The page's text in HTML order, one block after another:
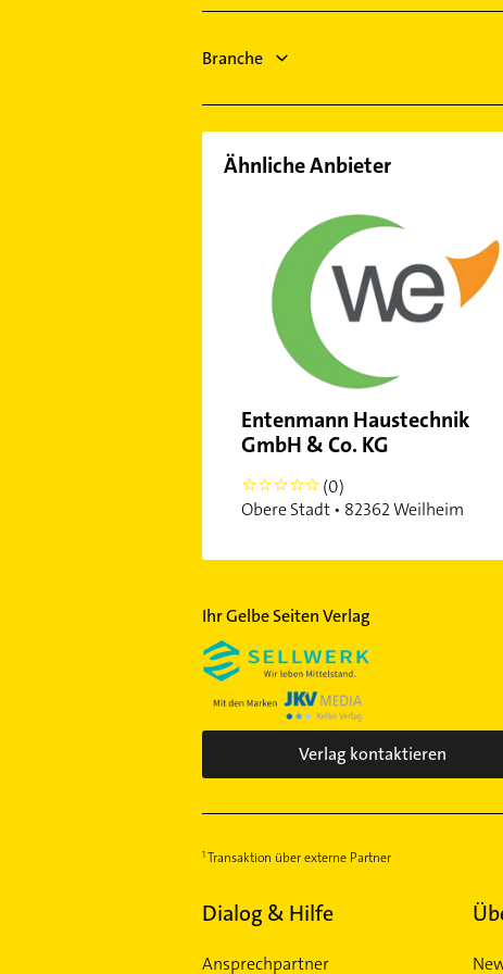
Eurasburg an der Loisach
Branche
Ähnliche Anbieter
Entenmann Haustechnik
GmbH & Co. KG
0
(0)
Obere Stadt • 82362 Weilheim
Ihr Gelbe Seiten Verlag
Verlag kontaktieren
Transaktion über externe Partner
Dialog & Hilfe
Ansprechpartner